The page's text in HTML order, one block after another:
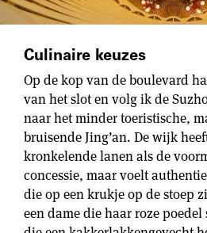
Culinaire keuzes
Op de kop van de boulevard
van het slot en volg ik de
naar het minder toeristische,
bruisende Jing’an. De wijk
kronkelende lanen als de
concessie, maar voelt
die op een krukje op de stoep
een dame die haar roze